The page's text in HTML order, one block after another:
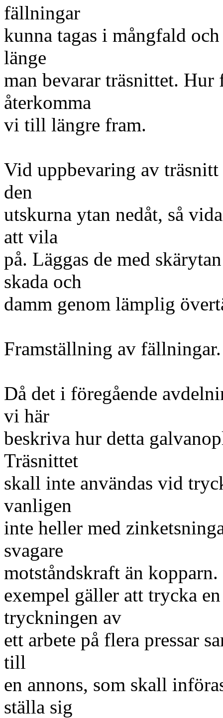
fällningar
kunna tagas i mångfald
länge
man bevarar träsnittet.
återkomma
vi till längre fram.
Vid uppbevaring av
den
utskurna ytan nedåt, så
att vila
på. Läggas de med
skada och
damm genom lämplig
Framställning av fällningar.
Då det i föregående
vi här
beskriva hur detta
Träsnittet
skall inte användas vid
vanligen
inte heller med
svagare
motståndskraft än
exempel gäller att trycka
tryckningen av
ett arbete på flera pressar
till
en annons, som skall
ställa sig